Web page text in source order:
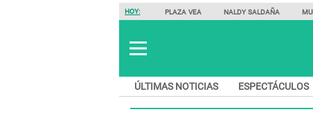
HOY: PLAZA VEA NALDY SALDAÑA
ÚLTIMAS NOTICIAS ESPECTÁCULOS